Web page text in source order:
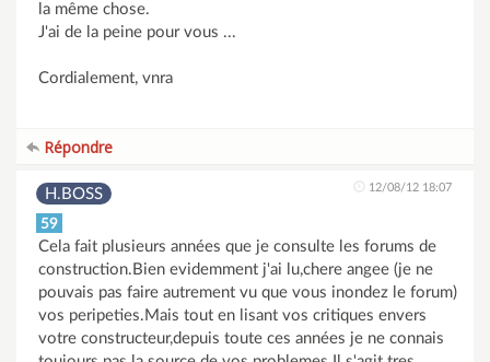
la même chose.
J'ai de la peine pour vous ...
Cordialement, vnra
Répondre
H.BOSS 12/08/12 18:07
59
Cela fait plusieurs années que je consulte les forums de
construction.Bien evidemment j'ai lu,chere angee (je ne
pouvais pas faire autrement vu que vous inondez le forum)
vos peripeties.Mais tout en lisant vos critiques envers
votre constructeur,depuis toute ces années je ne connais